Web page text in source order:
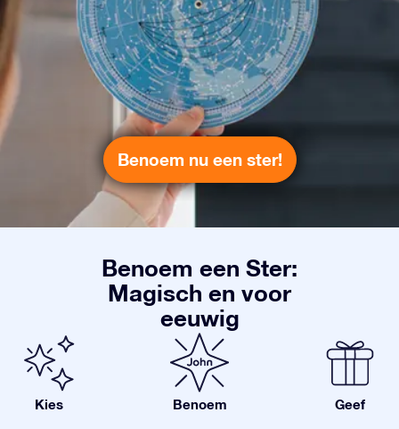
Benoem nu een ster!
Benoem een Ster:
Magisch en voor
eeuwig
Kies Benoem Geef